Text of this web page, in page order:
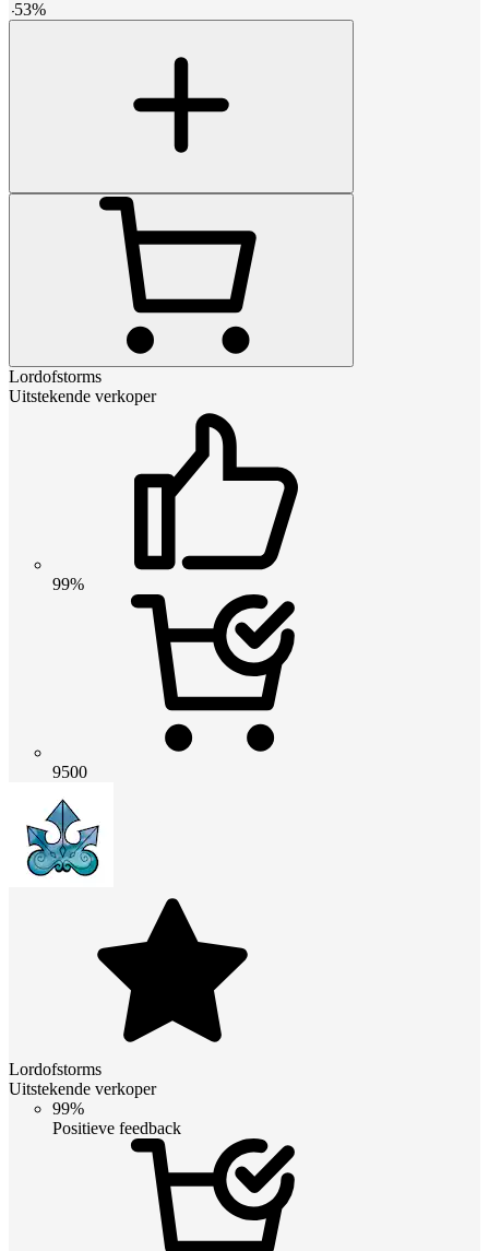
-53%
Lordofstorms
Uitstekende verkoper
99%
9500
Lordofstorms
Uitstekende verkoper
99%
Positieve feedback